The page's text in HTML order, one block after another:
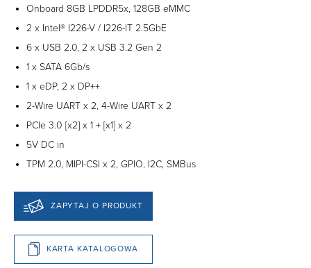
Onboard 8GB LPDDR5x, 128GB eMMC
2 x Intel® I226-V / I226-IT 2.5GbE
6 x USB 2.0, 2 x USB 3.2 Gen 2
1 x SATA 6Gb/s
1 x eDP, 2 x DP++
2-Wire UART x 2, 4-Wire UART x 2
PCIe 3.0 [x2] x 1 + [x1] x 2
5V DC in
TPM 2.0, MIPI-CSI x 2, GPIO, I2C, SMBus
ZAPYTAJ O PRODUKT
KARTA KATALOGOWA